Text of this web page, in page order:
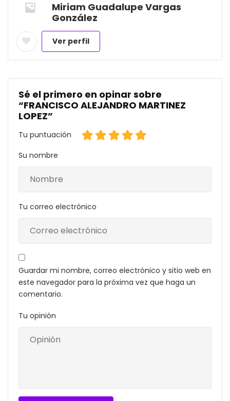
Miriam Guadalupe Vargas
González
Ver perfil
Sé el primero en opinar sobre
“FRANCISCO ALEJANDRO MARTINEZ
LOPEZ”
Tu puntuación
Su nombre
Tu correo electrónico
Guardar mi nombre, correo electrónico y sitio web en
este navegador para la próxima vez que haga un
comentario.
Tu opinión